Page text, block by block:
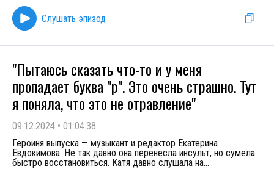
Слушать эпизод
"Пытаюсь сказать что-то и у меня
пропадает буква "р". Это очень страшно. Тут
я поняла, что это не отравление"
09.12.2024 • 01:04:38
Героиня выпуска — музыкант и редактор Екатерина
Евдокимова. Не так давно она перенесла инсульт, но сумела
быстро восстановиться. Катя давно слушала на...